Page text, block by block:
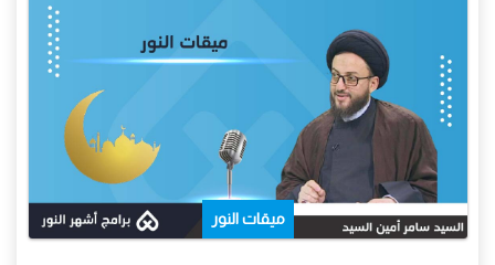
ميقات النور